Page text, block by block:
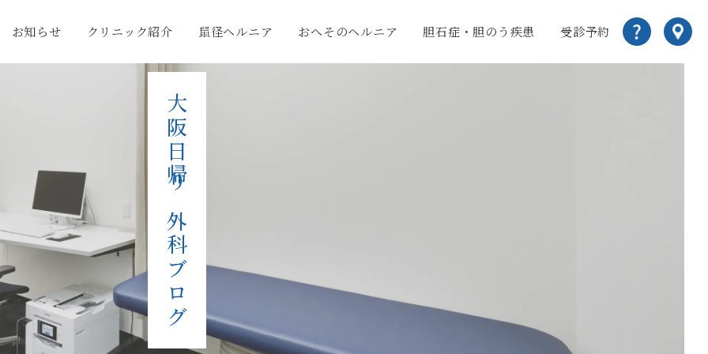
お知らせ クリニック紹介 鼠径ヘルニア おへそのヘルニア 胆石症・胆のう疾患 受診予約
大阪日帰り外科ブログ